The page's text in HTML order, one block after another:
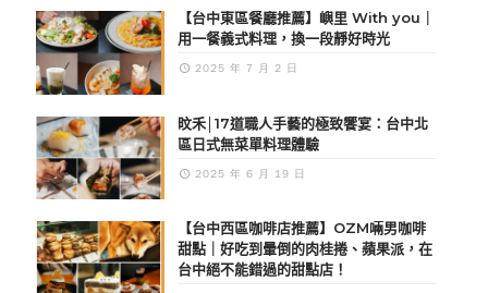
【台中東區餐廳推薦】嶼里 With you｜
用一餐義式料理，換一段靜好時光
2025 年 7 月 2 日
旼禾│17道職人手藝的極致饗宴：台中北
區日式無菜單料理體驗
2025 年 6 月 19 日
【台中西區咖啡店推薦】OZM啢男咖啡
甜點｜好吃到暈倒的肉桂捲、蘋果派，在
台中絕不能錯過的甜點店！